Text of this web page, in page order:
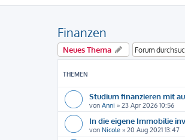
Finanzen
Neues Thema
THEMEN
Studium finanzieren mit
von Anni » 23 Apr 2026 10:56
In die eigene Immobilie
von Nicole » 20 Aug 2021 13:47